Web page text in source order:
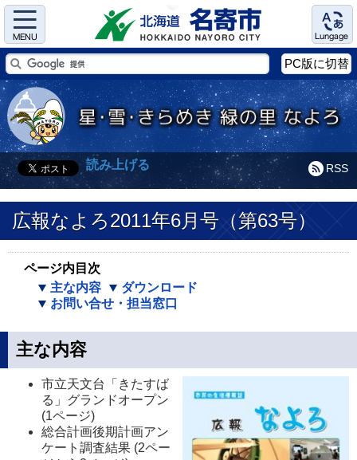
Menu Language
PC版に切替
RSS
読み上げる
広報なよろ2011年6月号（第63号）
ページ内目次
主な内容
ダウンロード
お問い合せ・担当窓口
主な内容
市立天文台「きたすば
る」グランドオープン
(1ページ)
総合計画後期計画アン
ケート調査結果 (2ペー